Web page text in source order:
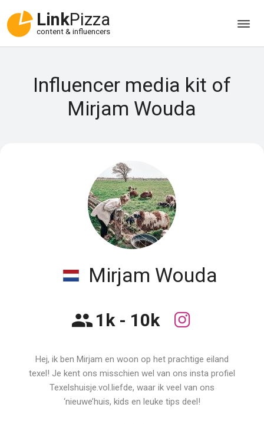
LinkPizza
content & influencers
Influencer media kit of
Mirjam Wouda
Mirjam Wouda
1k - 10k
Hej, ik ben Mirjam en woon op het prachtige eiland
texel! Je kent ons misschien wel van ons insta profiel
Texelshuisje.vol.liefde, waar ik veel van ons
‘nieuwe’huis, kids en leuke tips deel!